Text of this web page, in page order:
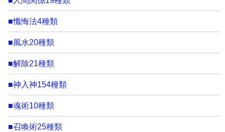
■懺悔法4種類
■風水20種類
■解除21種類
■神入神154種類
■魂術10種類
■召喚術25種類